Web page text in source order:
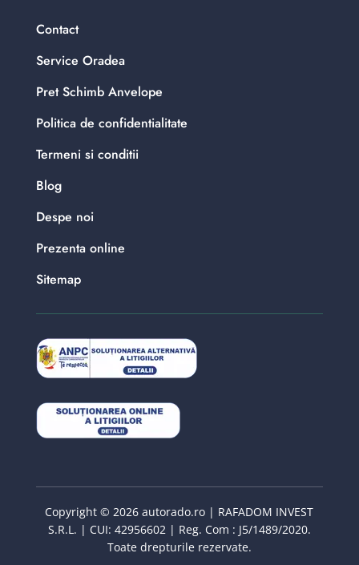
Contact
Service Oradea
Pret Schimb Anvelope
Politica de confidentialitate
Termeni si conditii
Blog
Despe noi
Prezenta online
Sitemap
Copyright © 2026 autorado.ro | RAFADOM INVEST
S.R.L. | CUI: 42956602 | Reg. Com : J5/1489/2020.
Toate drepturile rezervate.